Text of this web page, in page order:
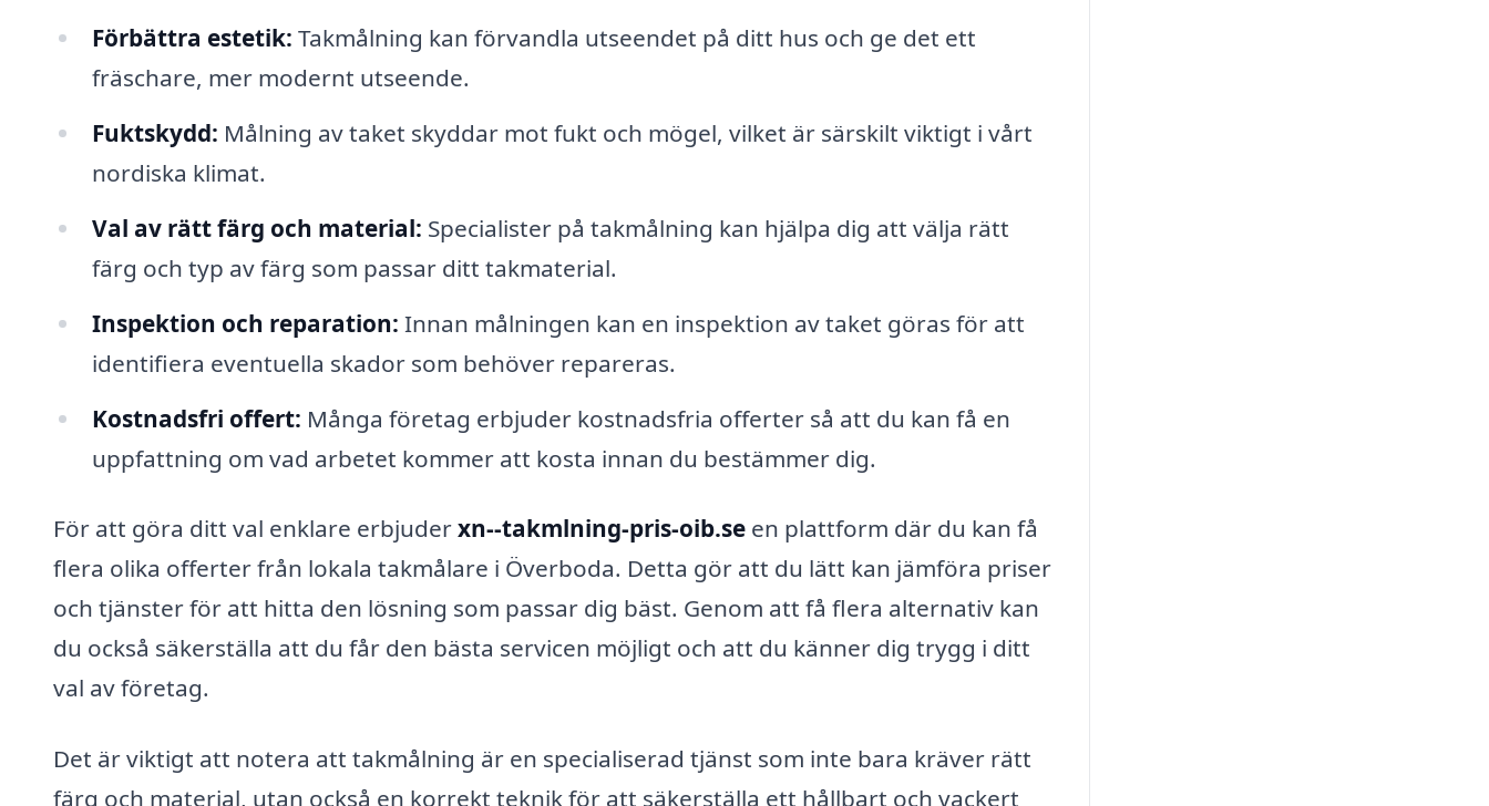
Förbättra estetik: Takmålning kan förvandla utseendet på ditt hus och ge det ett
fräschare, mer modernt utseende.
Fuktskydd: Målning av taket skyddar mot fukt och mögel, vilket är särskilt viktigt i vårt
nordiska klimat.
Val av rätt färg och material: Specialister på takmålning kan hjälpa dig att välja rätt
färg och typ av färg som passar ditt takmaterial.
Inspektion och reparation: Innan målningen kan en inspektion av taket göras för att
identifiera eventuella skador som behöver repareras.
Kostnadsfri offert: Många företag erbjuder kostnadsfria offerter så att du kan få en
uppfattning om vad arbetet kommer att kosta innan du bestämmer dig.
För att göra ditt val enklare erbjuderxn--takmlning-pris-oib.se en plattform där du kan få
flera olika offerter från lokala takmålare i Överboda. Detta gör att du lätt kan jämföra priser
och tjänster för att hitta den lösning som passar dig bäst. Genom att få flera alternativ kan
du också säkerställa att du får den bästa servicen möjligt och att du känner dig trygg i ditt
val av företag.
Det är viktigt att notera att takmålning är en specialiserad tjänst som inte bara kräver rätt
färg och material, utan också en korrekt teknik för att säkerställa ett hållbart och vackert